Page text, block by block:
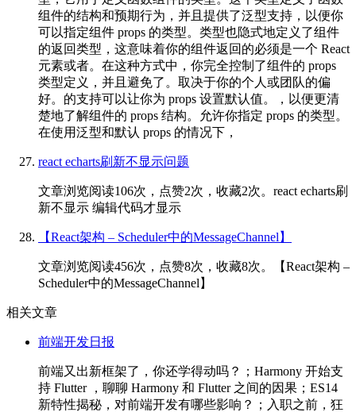
组件的结构和预期行为，并且提供了泛型支持，以便你
可以指定组件 props 的类型。类型也隐式地定义了组件
的返回类型，这意味着你的组件返回的必须是一个 React
元素或者。在这种方式中，你完全控制了组件的 props
类型定义，并且避免了。取决于你的个人或团队的偏
好。的支持可以让你为 props 设置默认值。，以便更清
楚地了解组件的 props 结构。允许你指定 props 的类型。
在使用泛型和默认 props 的情况下，
react echarts刷新不显示问题
文章浏览阅读106次，点赞2次，收藏2次。react echarts刷
新不显示 编辑代码才显示
【React架构 – Scheduler中的MessageChannel】
文章浏览阅读456次，点赞8次，收藏8次。【React架构 –
Scheduler中的MessageChannel】
相关文章
前端开发日报
前端又出新框架了，你还学得动吗？；Harmony 开始支
持 Flutter ，聊聊 Harmony 和 Flutter 之间的因果；ES14
新特性揭秘，对前端开发有哪些影响？；入职之前，狂